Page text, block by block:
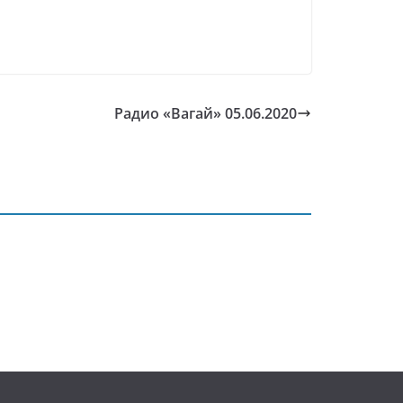
Радио «Вагай» 05.06.2020